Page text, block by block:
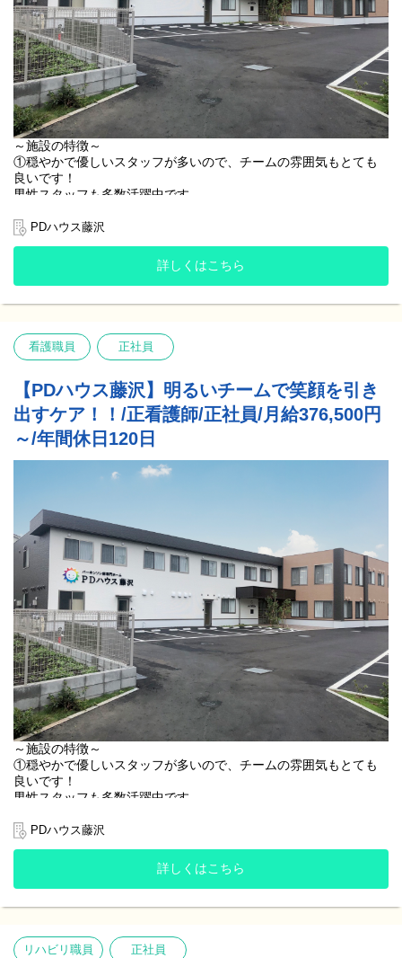
【清掃業務】
調理準備以外の時間帯は、ご入居者様が気持ちよく過ごせるよ
う、施設内の簡単な清掃をお願いいたします。
⏰️シフト時間⏰️
①06:00～10:00
②10:00～14:00
③15:00～19:00
全時間帯のシフト勤務可能な方大歓迎！
上記時間帯で『①だけ』『②③だけ』などもご相談いただけま
す！
基本的には土日祝年末年始やGWなどの長期休暇も含めたシフト制
になりますが、曜日やお休みに関しては面接時にご相談いただけ
採用枠が埋まるほど働き方のご相談が難しくなる可能性がありま
・子どもを見送ってからの10:00～14:00で扶養内勤務！
・毎日早起き！朝06:00～10:00の時間を有効活用したい！
あなたの生活に合わせた働き方をご相談くださいね◎
～施設の特徴～
①穏やかで優しいスタッフが多いので、チームの雰囲気もとても
良いです！
男性スタッフも多数活躍中です。
たっています！！
②PDハウス藤沢では施設内訪問看護という形でケアを行います。
1対1で関わる時間があるため、ご入居者様とじっくり向き合うこ
とが可能です。
あるため、より専門的な内容を集中して学ぶことが可能です！！
～スタッフが語る施設の自慢～
施設で生活をされているご入居者様には少しでも楽しい時間を過
ごしていただけるように、様々な工夫をしております。
施設の入口でお花や野菜を育てています。
女子会やガーデニングチームがあり、自分たちの好きな趣味や生
活リズムを色々出来る範囲で叶えられるよう、スタッフ一同努力
歩に出ておられます。
廊下も広く作られており、廊下を利用したリハビリも提供しやす
い環境です。
～ご入居者様とのエピソード～
ターミナル期の方で自宅へ戻られることを希望されていた方がい
ました。
スタッフもご希望を叶えて差し上げたいという思いで介護スタッ
フ、看護スタッフとご自宅までついていき、数時間過ごしていた
だきました。
ご本人様も、ご家族様も、思いがあふれ号泣されていました。
個別のケアでご家族様とも深い関りを持たせていただいていたか
らこそ、私たちも心を込めてケアに当たることができたと感じて
おります。
～これから仲間になる方へメッセージ～
新しい職場は不安が大きいと思いますが、優しい仲間が待ってお
最初はパーキンソン病についての知識が少なくても、チームみん
なでサポートする体制が整っていますので安心してください。
ぜひPDハウス藤沢で一緒に働きましょう！！
PDハウス藤沢
詳しくはこちら
看護職員 正社員
【PDハウス藤沢】明るいチームで笑顔を引き
出すケア！！/正看護師/正社員/月給376,500円
～/年間休日120日
～施設の特徴～
①穏やかで優しいスタッフが多いので、チームの雰囲気もとても
良いです！
男性スタッフも多数活躍中です。
たっています！！
②PDハウス藤沢では施設内訪問看護という形でケアを行います。
1対1で関わる時間があるため、ご入居者様とじっくり向き合うこ
とが可能です。
あるため、より専門的な内容を集中して学ぶことが可能です！！
PDハウス藤沢
詳しくはこちら
リハビリ職員 正社員